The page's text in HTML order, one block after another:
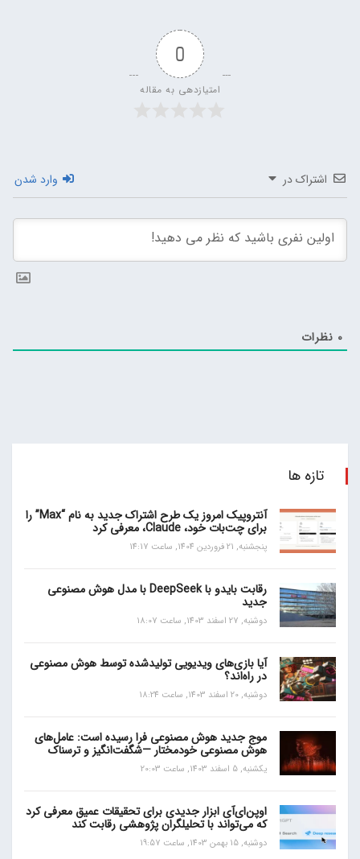
0
امتیازدهی به مقاله
اشتراک در وارد شدن
0 نظرات
تازه ها
آنتروپیک امروز یک طرح اشتراک جدید به نام “Max” را
برای چت‌بات خود، Claude، معرفی کرد
پنجشنبه, 21 فروردین 1404, ساعت 14:17
رقابت بایدو با DeepSeek با مدل هوش مصنوعی
جدید
دوشنبه, 27 اسفند 1403, ساعت 18:07
آیا بازی‌های ویدیویی تولیدشده توسط هوش مصنوعی
در راه‌اند؟
دوشنبه, 20 اسفند 1403, ساعت 18:24
موج جدید هوش مصنوعی فرا رسیده است: عامل‌های
هوش مصنوعی خودمختار —شگفت‌انگیز و ترسناک
یکشنبه, 5 اسفند 1403, ساعت 20:03
اوپن‌ای‌آی ابزار جدیدی برای تحقیقات عمیق معرفی کرد
که می‌تواند با تحلیلگران پژوهشی رقابت کند
دوشنبه, 15 بهمن 1403, ساعت 19:57